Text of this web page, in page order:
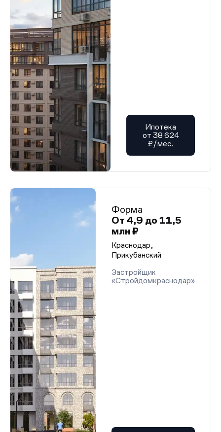
Ипотека
от 38 624
₽/мес.
Форма
От 4,9 до 11,5
млн ₽
Краснодар,
Прикубанский
Застройщик
«Стройдомкраснодар»